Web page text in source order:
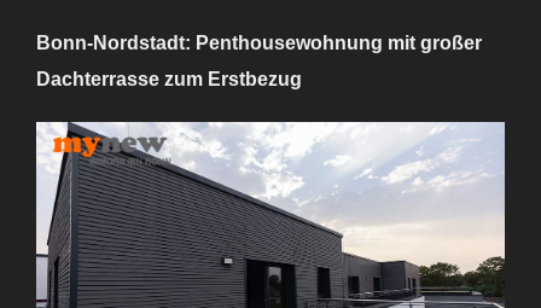
Bonn-Nordstadt: Penthousewohnung mit großer
Dachterrasse zum Erstbezug